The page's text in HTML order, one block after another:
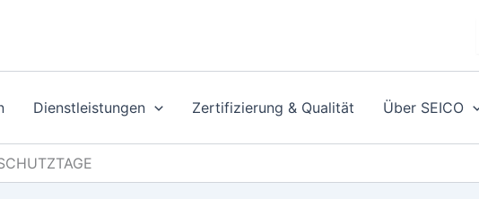
Dienstleistungen Zertifizierung & Qualität Über SEICO